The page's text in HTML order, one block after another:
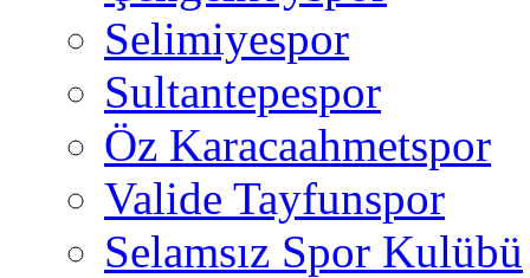
Selimiyespor
Sultantepespor
Öz Karacaahmetspor
Valide Tayfunspor
Selamsız Spor Kulübü